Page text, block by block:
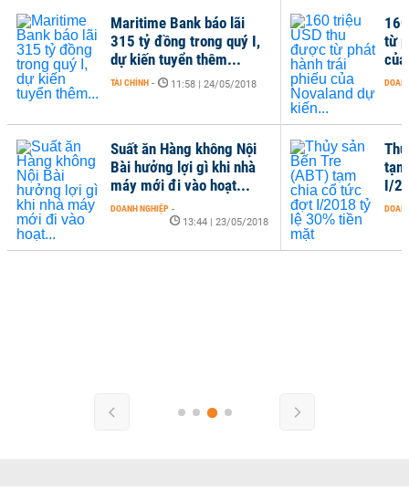
I/
Maritime Bank báo lãi
315 tỷ đồng trong quý I,
dự kiến tuyển thêm...
TÀI CHÍNH - 11:58 | 24/05/2018
Suất ăn Hàng không Nội
Bài hưởng lợi gì khi nhà
máy mới đi vào hoạt...
DOANH NGHIỆP -
13:44 | 23/05/2018
từ